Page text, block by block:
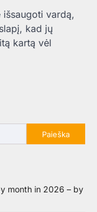
vardą,
kad jų
kartą vėl
Paieška
month in 2026 – by